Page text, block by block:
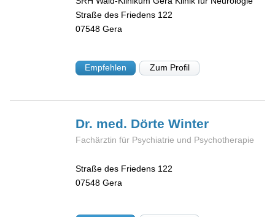
Straße des Friedens 122
07548 Gera
Empfehlen Zum Profil
Dr. med. DörteWinter
Fachärztin für Psychiatrie und Psychotherapie
Straße des Friedens 122
07548 Gera